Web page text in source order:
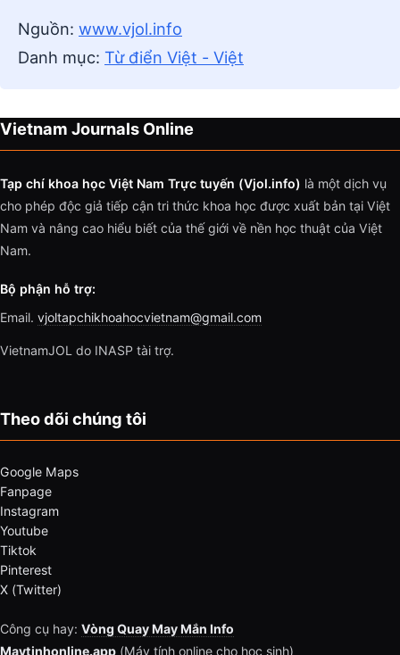
Nguồn: www.vjol.info
Danh mục: Từ điển Việt - Việt
Vietnam Journals Online
Tạp chí khoa học Việt Nam Trực tuyến (Vjol.info) là một dịch vụ
cho phép độc giả tiếp cận tri thức khoa học được xuất bản tại Việt
Nam và nâng cao hiểu biết của thế giới về nền học thuật của Việt
Nam.
Bộ phận hỗ trợ:
Email. vjoltapchikhoahocvietnam@gmail.com
VietnamJOL do INASP tài trợ.
Theo dõi chúng tôi
Google Maps
Fanpage
Instagram
Youtube
Tiktok
Pinterest
X (Twitter)
Công cụ hay: Vòng Quay May Mắn Info
Maytinhonline.app (Máy tính online cho học sinh)